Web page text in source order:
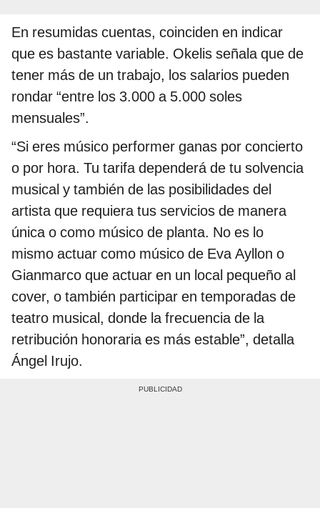
En resumidas cuentas, coinciden en indicar
que es bastante variable. Okelis señala que de
tener más de un trabajo, los salarios pueden
rondar “entre los 3.000 a 5.000 soles
mensuales”.
“Si eres músico performer ganas por concierto
o por hora. Tu tarifa dependerá de tu solvencia
musical y también de las posibilidades del
artista que requiera tus servicios de manera
única o como músico de planta. No es lo
mismo actuar como músico de Eva Ayllon o
Gianmarco que actuar en un local pequeño al
cover, o también participar en temporadas de
teatro musical, donde la frecuencia de la
retribución honoraria es más estable”, detalla
Ángel Irujo.